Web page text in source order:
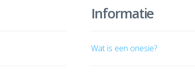
Informatie
Wat is een onesie?